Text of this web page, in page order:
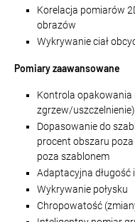
Korelacja pomiarów
obrazów
Wykrywanie ciał
Pomiary zaawansowane
Kontrola opakowania
zgrzew/uszczelnienie)
Dopasowanie do
procent obszaru
poza szablonem
Adaptacyjna długość
Wykrywanie połysku
Chropowatość